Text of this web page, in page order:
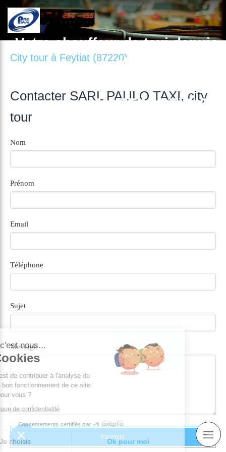
Votre chauffeur de taxi depuis
plus de 21 ans.
MARTIN, BEYNAC
City tour à Feytiat (87220)
Contacter SARL PAULO TAXI, city
tour
Nom
Prénom
Email
Téléphone
Sujet
Message
Envoyer
c'est nous...
Cookies
rôle est de contribuer à l'analyse du
et au bon fonctionnement de ce site.
OK pour vous ?
la politique de confidentialité
Consentements certifiés par
Je choisis Ok pour moi